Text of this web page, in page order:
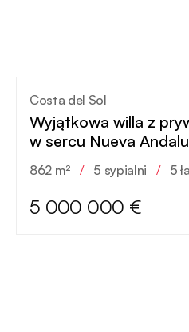
Costa del Sol
Wyjątkowa willa z
w sercu Nueva
862 m² / 5 sypialni / 5
5 000 000 €